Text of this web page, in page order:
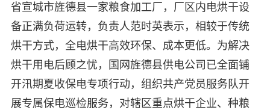
省宣城市旌德县一家粮食加工厂，厂区内电烘干设
备正满负荷运转，负责人范时英表示，相较于传统
烘干方式，全电烘干高效环保、成本更低。为解决
烘干用电后顾之忧，国网旌德县供电公司已全面铺
开汛期夏收保电专项行动，组织共产党员服务队开
展专属保电巡检服务，对辖区重点烘干企业、种粮